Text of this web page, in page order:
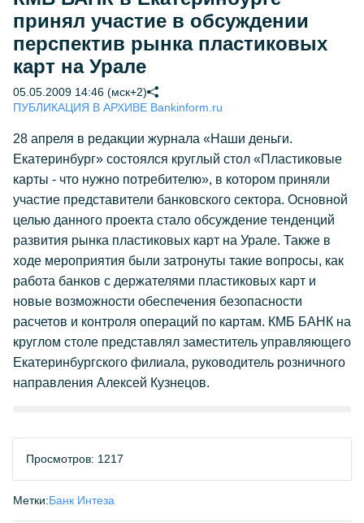
принял участие в обсуждении
перспектив рынка пластиковых
карт на Урале
05.05.2009 14:46 (мск+2)
ПУБЛИКАЦИЯ В АРХИВЕ Bankinform.ru
28 апреля в редакции журнала «Наши деньги.
Екатеринбург» состоялся круглый стол «Пластиковые
карты - что нужно потребителю», в котором приняли
участие представители банковского сектора. Основной
целью данного проекта стало обсуждение тенденций
развития рынка пластиковых карт на Урале. Также в
ходе мероприятия были затронуты такие вопросы, как
работа банков с держателями пластиковых карт и
новые возможности обеспечения безопасности
расчетов и контроля операций по картам. КМБ БАНК на
круглом столе представлял заместитель управляющего
Екатеринбургского филиала, руководитель розничного
направления Алексей Кузнецов.
Просмотров: 1217
Метки:Банк Интеза